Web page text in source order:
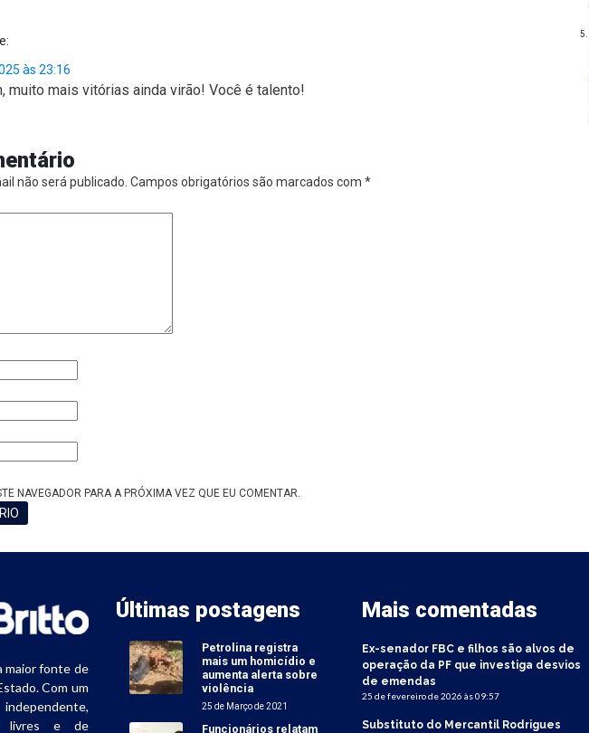
às 23:16
muito mais vitórias ainda virão! Você é talento!
não será publicado. Campos obrigatórios são marcados com *
NAVEGADOR PARA A PRÓXIMA VEZ QUE EU COMENTAR.
maior fonte de
Com um
livres e de
Últimas postagens
Petrolina registra
mais um homicídio e
aumenta alerta sobre
violência
25 de Março de 2021
Funcionários relatam
Mais comentadas
Ex-senador FBC e filhos são alvos de
operação da PF que investiga desvios
de emendas
25 de fevereiro de 2026 às 09:57
Substituto do Mercantil Rodrigues